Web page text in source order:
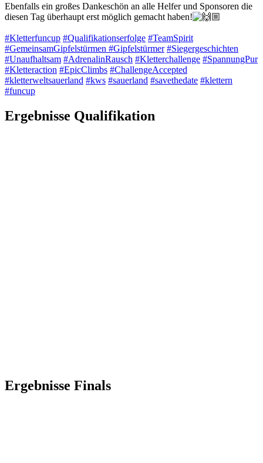
Ebenfalls ein großes Dankeschön an alle Helfer und Sponsoren die
diesen Tag überhaupt erst möglich gemacht haben!
#Kletterfuncup #Qualifikationserfolge #TeamSpirit
#GemeinsamGipfelstürmen #Gipfelstürmer #Siegergeschichten
#Unaufhaltsam #AdrenalinRausch #Kletterchallenge #SpannungPur
#Kletteraction #EpicClimbs #ChallengeAccepted
#kletterweltsauerland #kws #sauerland #savethedate #klettern
#funcup
Ergebnisse Qualifikation
Ergebnisse Finals